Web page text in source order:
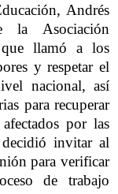
Andrés
la Asociación
que llamó a los
y respetar el
nacional, así
para recuperar
por las
invitar al
para verificar
de trabajo